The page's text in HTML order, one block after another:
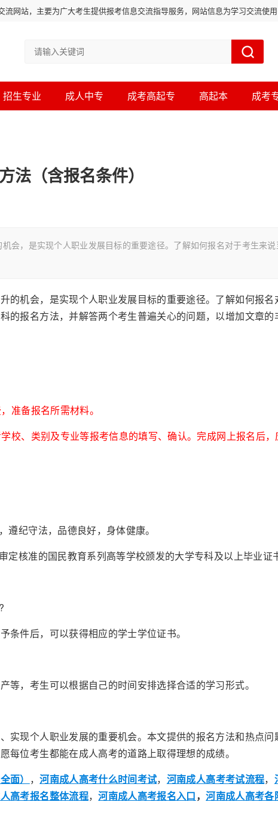
网站，主要为广大考生提供报考信息交流指导服务，网站信息为学习交流使
招生专业 成人中专 成考高起专 高起本 成考
法（含报名条件）
，是实现个人职业发展目标的重要途径。了解如何报名对于考生来说
机会，是实现个人职业发展目标的重要途径。了解如何报名
的报名方法，并解答两个考生普遍关心的问题，以增加文章的
备报名所需材料。
、类别及专业等报考信息的填写、确认。完成网上报名后，
纪守法，品德良好，身体健康。
核准的国民教育系列高等学校颁发的大学专科及以上毕业证
件后，可以获得相应的学士学位证书。
考生可以根据自己的时间安排选择合适的学习形式。
现个人职业发展的重要机会。本文提供的报名方法和热点问
位考生都能在成人高考的道路上取得理想的成绩。
面） ，河南成人高考什么时间考试， 河南成人高考考试流程，
高考报名整体流程，河南成人高考报名入口，河南成人高考各